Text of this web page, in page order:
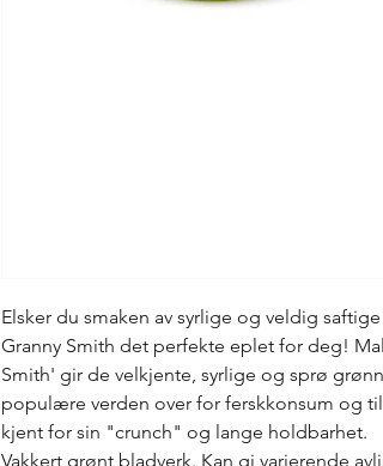
Elsker du smaken av syrlige og veldig
Granny Smith det perfekte eplet for deg!
Smith' gir de velkjente, syrlige og sprø
populære verden over for ferskkonsum og
kjent for sin "crunch" og lange holdbarhet.
Vakkert grønt bladverk. Kan gi varierende